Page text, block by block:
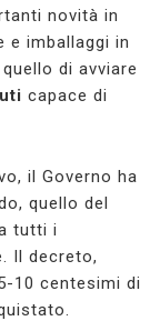
novità in
imballaggi in
di avviare
capace di
il Governo ha
quello del
tutti i
Il decreto,
10 centesimi di